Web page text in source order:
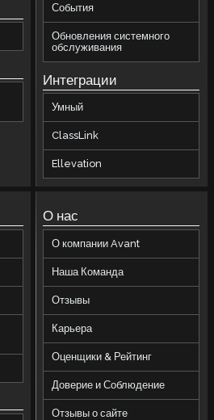
События
Обновления системного
обслуживания
Интеграции
Умный
ClassLink
Ellevation
О нас
О компании Avant
Наша Команда
Отзывы
Карьера
Оценщики & Рейтинг
Доверие и Соблюдение
Отзывы о сайте